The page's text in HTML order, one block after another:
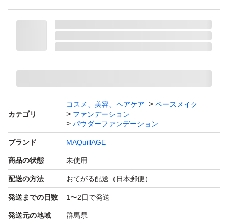
ベースメイク特徴：カバー力 崩れにくい 肌の透明感、薄
特徴：無香料
PA：PA+++
SPF：25.0 SPF
匿名配送でお送りします。
家族に喫煙者なしです。
#マキアージュ
#パウダーファンデーション
カテゴリ
コスメ、美容、ヘアケア
ベースメイク
ファンデーション
パウダーファンデーション
ブランド MAQuillAGE
商品の状態 未使用
配送の方法 おてがる配送（日本郵便）
発送までの日数 1〜2日で発送
発送元の地域 群馬県